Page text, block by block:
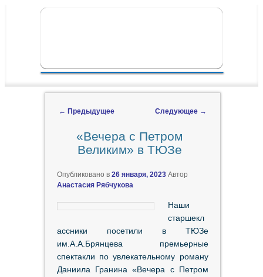
ГЛАВНОЕ МЕНЮ
← Предыдущее Следующее →
«Вечера с Петром
Великим» в ТЮЗе
Опубликовано в 26 января, 2023 Автор
Анастасия Рябчукова
Наши
старшекл
ассники посетили в ТЮЗе
им.А.А.Брянцева премьерные
спектакли по увлекательному роману
Даниила Гранина «Вечера с Петром